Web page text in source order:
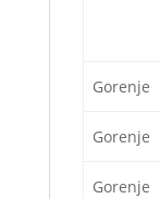
Gorenje
Gorenje
Gorenje